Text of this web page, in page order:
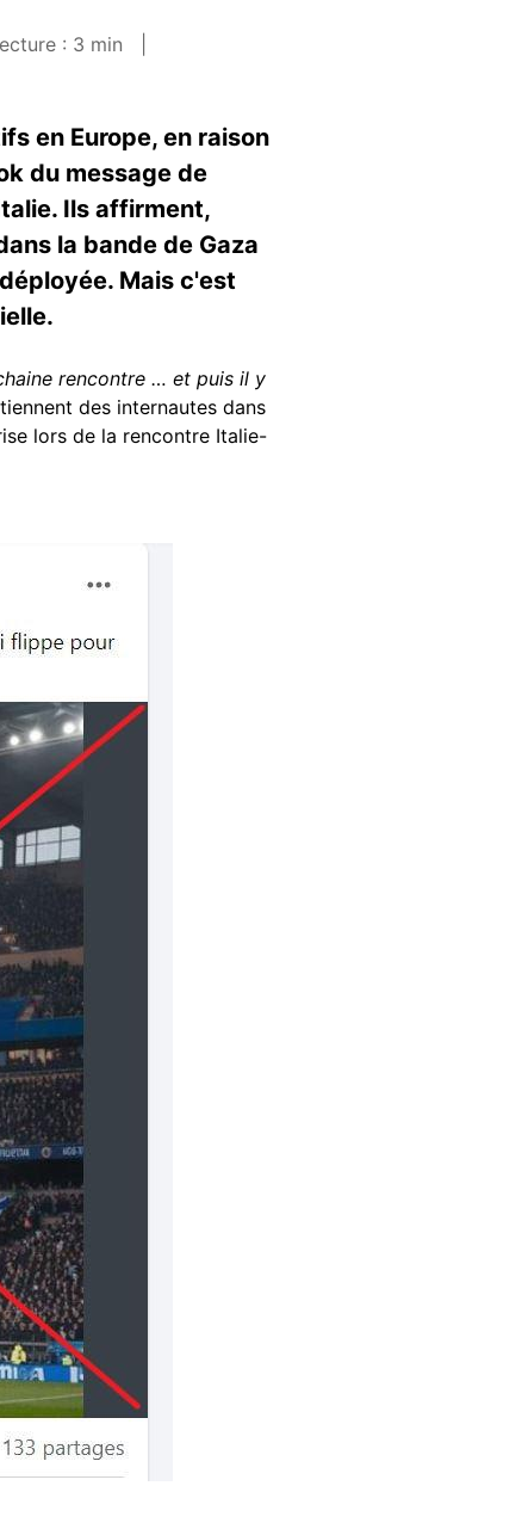
: 3 min
en Europe, en raison
du message de
Ils affirment,
la bande de Gaza
Mais c'est
rencontre … et puis il y
des internautes dans
lors de la rencontre Italie-